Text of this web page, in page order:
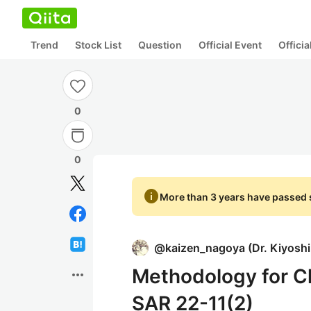
Trend Stock List Question Official Event
0
0
more_horiz
infoMore than 3 years have passed
@kaizen_nagoya (Dr.
Methodology for
SAR 22-11(2)